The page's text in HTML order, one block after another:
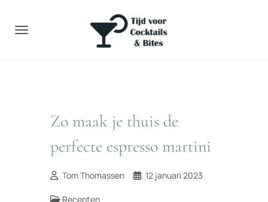
Toggle navigation
Zo maak je thuis de
perfecte espresso martini
Tom Thomassen 12 januari 2023
Recepten